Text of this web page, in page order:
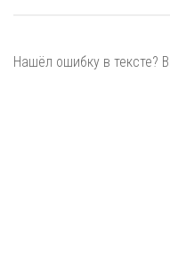
Нашёл ошибку в тексте?